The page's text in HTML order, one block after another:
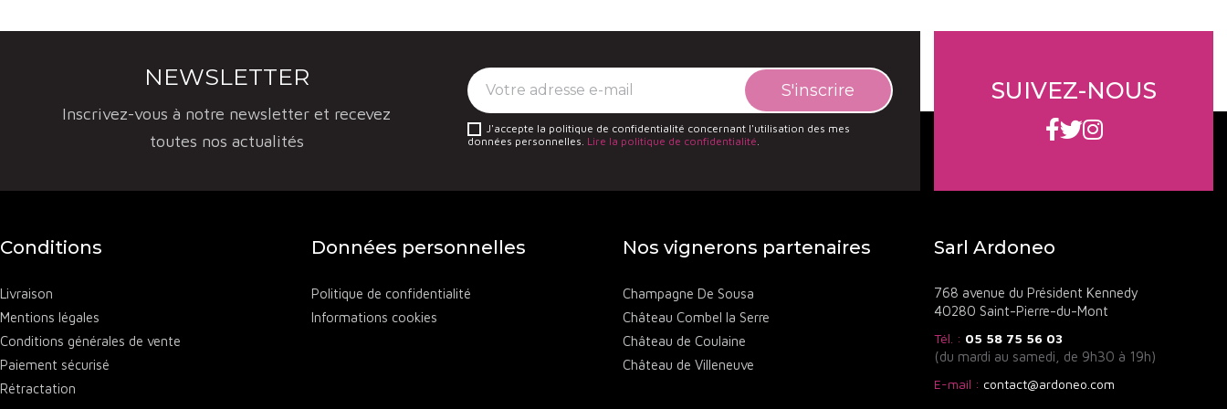
NEWSLETTER
Inscrivez-vous à notre newsletter et recevez
toutes nos actualités
J'accepte la politique de confidentialité concernant l'utilisation des mes
données personnelles. Lire la politique de confidentialité.
SUIVEZ-NOUS
Conditions
Livraison
Mentions légales
Conditions générales de vente
Paiement sécurisé
Rétractation
Données personnelles
Politique de confidentialité
Informations cookies
Nos vignerons partenaires
Champagne De Sousa
Château Combel la Serre
Château de Coulaine
Château de Villeneuve
Sarl Ardoneo
768 avenue du Président Kennedy
40280 Saint-Pierre-du-Mont
Tél. : 05 58 75 56 03
(du mardi au samedi, de 9h30 à 19h)
E-mail : contact@ardoneo.com